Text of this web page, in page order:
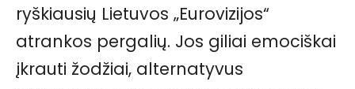
ryškiausių Lietuvos „Eurovizijos“
atrankos pergalių. Jos giliai emociškai
įkrauti žodžiai, alternatyvus